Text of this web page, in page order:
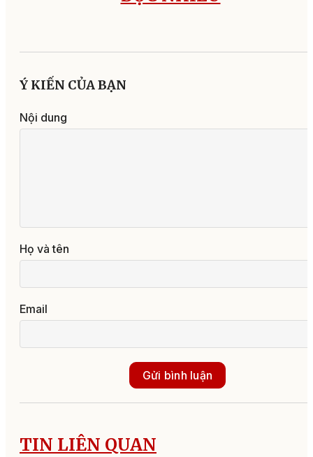
Ý KIẾN CỦA BẠN
Nội dung
Họ và tên
Email
Gửi bình luận
TIN LIÊN QUAN